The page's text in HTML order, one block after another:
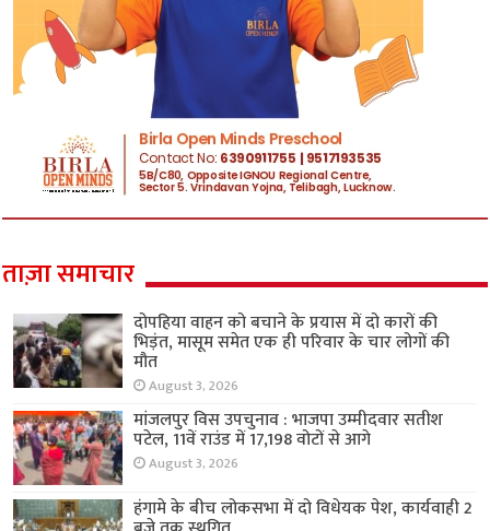
ताज़ा समाचार
दोपहिया वाहन को बचाने के प्रयास में दो कारों की
भिड़ंत, मासूम समेत एक ही परिवार के चार लोगों की
मौत
August 3, 2026
मांजलपुर विस उपचुनाव : भाजपा उम्मीदवार सतीश
पटेल, 11वें राउंड में 17,198 वोटों से आगे
August 3, 2026
हंगामे के बीच लोकसभा में दो विधेयक पेश, कार्यवाही 2